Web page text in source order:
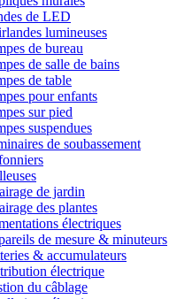
de LED
lumineuses
de bureau
de salle de bains
de table
pour enfants
sur pied
suspendues
de soubassement
de jardin
des plantes
électriques
de mesure & minuteurs
& accumulateurs
électrique
du câblage